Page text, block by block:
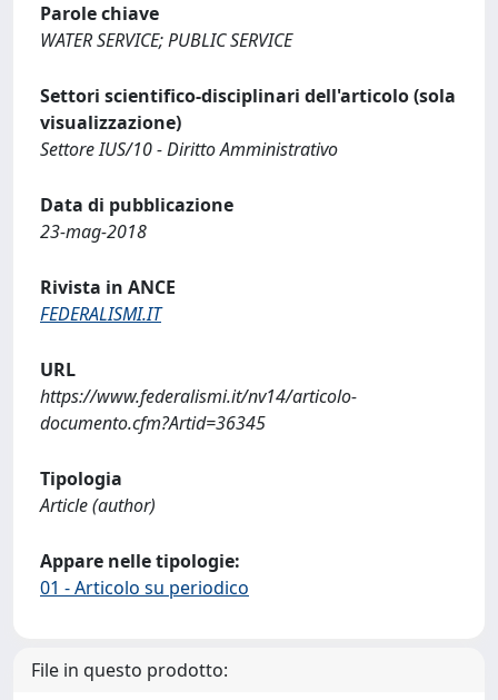
Parole chiave
WATER SERVICE; PUBLIC SERVICE
Settori scientifico-disciplinari dell'articolo (sola
visualizzazione)
Settore IUS/10 - Diritto Amministrativo
Data di pubblicazione
23-mag-2018
Rivista in ANCE
FEDERALISMI.IT
URL
https://www.federalismi.it/nv14/articolo-
documento.cfm?Artid=36345
Tipologia
Article (author)
Appare nelle tipologie:
01 - Articolo su periodico
File in questo prodotto: